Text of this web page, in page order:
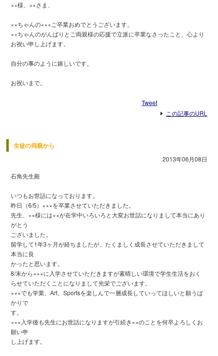
××様、××さま、
××ちゃんの×××ご卒業おめでとうございます。
××ちゃんのがんばりとご両親様の応援で立派に卒業なさったこと、心より
お祝い申し上げます。
自分の事のように嬉しいです。
お祝いまで。
Tweet
この記事のURL
生徒の両親から
2013年06月08日
石角先生殿
いつもお世話になっております。
昨日（6/5）×××を卒業させていただきました。
先生、××様には××が在学中いろいろと大変お世話になりまして本当にあり
がとう
ございました。
留学して1年3ヶ月が経ちましたが、たくましく成長させていただきまして
本当に良
かったと思います。
8/末から×××に入学させていただきますが素晴しい環境で学生生活をおく
らせていただくことになりまして光栄でございます。
×××でも学業、Art、Sportsを楽しんで一層成長していってほしいと願うば
かりで
す。
×××入学後も先生にお世話になりますが引続き××のことを何卒よろしくお
願い申
し上げます。